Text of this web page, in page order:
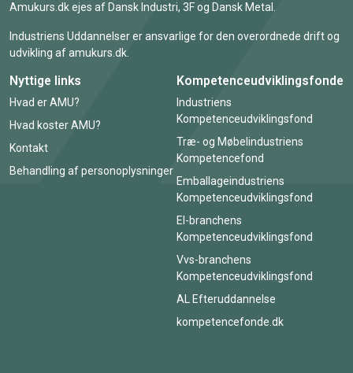
Amukurs.dk ejes af Dansk Industri, 3F og Dansk Metal.
Industriens Uddannelser er ansvarlige for den overordnede drift og
udvikling af amukurs.dk.
Nyttige links
Hvad er AMU?
Hvad koster AMU?
Kontakt
Behandling af personoplysninger
Kompetenceudviklingsfonde
Industriens
Kompetenceudviklingsfond
Træ- og Møbelindustriens
Kompetencefond
Emballageindustriens
Kompetenceudviklingsfond
El-branchens
Kompetenceudviklingsfond
Vvs-branchens
Kompetenceudviklingsfond
AL Efteruddannelse
kompetencefonde.dk